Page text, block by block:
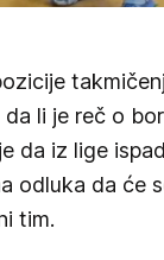
li je reč o
da iz lige
odluka da će
tim.